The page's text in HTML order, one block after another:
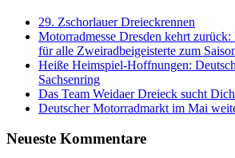
29. Zschorlauer Dreieckrennen
Motorradmesse Dresden kehrt
für alle Zweiradbeigeisterte zum
Heiße Heimspiel-Hoffnungen:
Sachsenring
Das Team Weidaer Dreieck sucht
Deutscher Motorradmarkt im Mai
Neueste Kommentare